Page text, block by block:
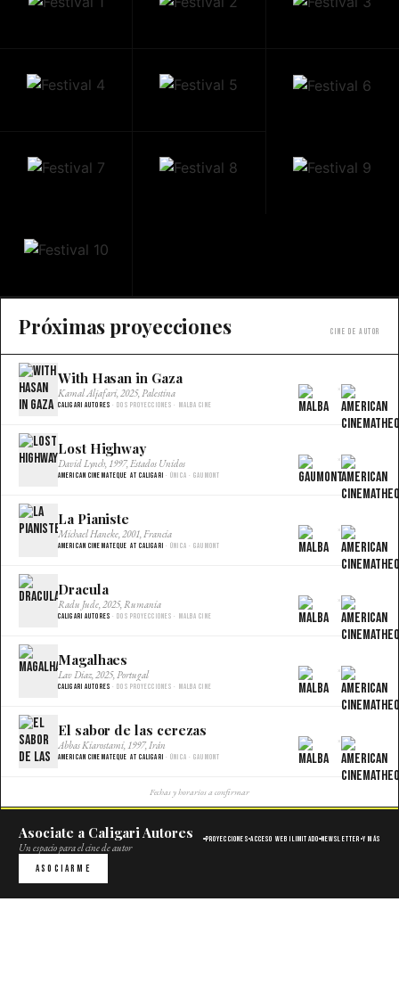
Próximas proyecciones Cine de autor
With Hasan in Gaza
Kamal Aljafari, 2025, Palestina
Caligari Autores · Dos proyecciones · Malba Cine
×
Lost Highway
David Lynch, 1997, Estados Unidos
American Cinemateque at Caligari · Única · Gaumont
×
La Pianiste
Michael Haneke, 2001, Francia
American Cinemateque at Caligari · Única · Gaumont
×
Dracula
Radu Jude, 2025, Rumania
Caligari Autores · Dos proyecciones · Malba Cine
×
Magalhaes
Lav Diaz, 2025, Portugal
Caligari Autores · Dos proyecciones · Malba Cine
×
El sabor de las cerezas
Abbas Kiarostami, 1997, Irán
American Cinemateque at Caligari · Única · Gaumont
×
Fechas y horarios a confirmar
Asociate a Caligari Autores
Un espacio para el cine de autor
Proyecciones Acceso web ilimitado Newsletter Y más
Asociarme